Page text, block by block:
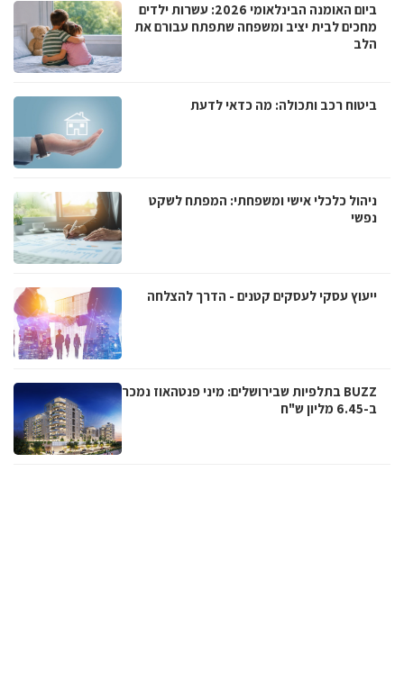
ביום האומנה הבינלאומי 2026: עשרות ילדים
מחכים לבית יציב ומשפחה שתפתח עבורם את
הלב
ביטוח רכב ותכולה: מה כדאי לדעת
ניהול כלכלי אישי ומשפחתי: המפתח לשקט
נפשי
ייעוץ עסקי לעסקים קטנים - הדרך להצלחה
BUZZ בתלפיות שבירושלים: מיני פנטהאוז נמכר
ב-6.45 מליון ש"ח